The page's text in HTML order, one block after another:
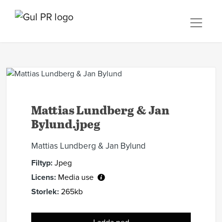
Mattias Lundberg & Jan
Bylund.jpeg
Mattias Lundberg & Jan Bylund
Filtyp: Jpeg
Licens: Media use
Storlek: 265kb